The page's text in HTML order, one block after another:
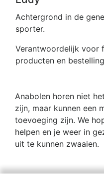
Achtergrond in de
sporter.
Verantwoordelijk voor
producten en
Anabolen horen niet
zijn, maar kunnen een
toevoeging zijn. We
helpen en je weer in
uit te kunnen zwaaien.